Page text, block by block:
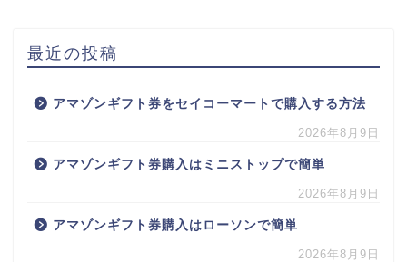
最近の投稿
アマゾンギフト券をセイコーマートで購入する方法
2026年8月9日
アマゾンギフト券購入はミニストップで簡単
2026年8月9日
アマゾンギフト券購入はローソンで簡単
2026年8月9日